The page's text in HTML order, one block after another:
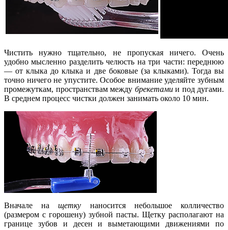
Чистить нужно тщательно, не пропуская ничего. Очень
удобно мысленно разделить челюсть на три части: переднюю
— от клыка до клыка и две боковые (за клыками). Тогда вы
точно ничего не упустите. Особое внимание уделяйте зубным
промежуткам, пространствам между брекетамии под дугами.
В среднем процесс чистки должен занимать около 10 мин.
Вначале нащетку наносится небольшое колличество
(размером с горошену) зубной пасты. Щетку располагают на
границе зубов и десен и выметающими движениями по